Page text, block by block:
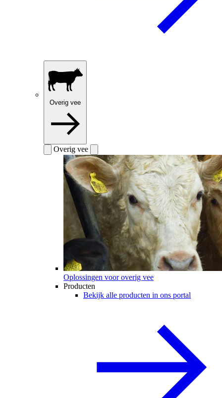
Overig vee
Overig vee
Oplossingen voor overig vee
Producten
Bekijk alle producten in ons portal